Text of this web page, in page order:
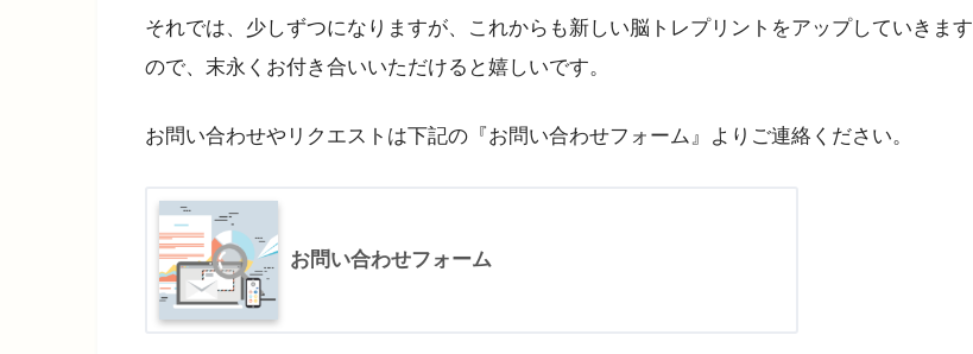
それでは、少しずつになりますが、これからも新しい脳トレプリントをアップしていきます
ので、末永くお付き合いいただけると嬉しいです。
お問い合わせやリクエストは下記の『お問い合わせフォーム』よりご連絡ください。
お問い合わせフォーム